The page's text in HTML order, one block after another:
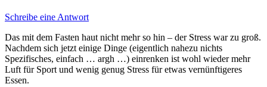
Schreibe eine Antwort
Das mit dem Fasten haut nicht mehr so hin – der Stress war zu groß.
Nachdem sich jetzt einige Dinge (eigentlich nahezu nichts
Spezifisches, einfach … argh …) einrenken ist wohl wieder mehr
Luft für Sport und wenig genug Stress für etwas vernünftigeres
Essen.